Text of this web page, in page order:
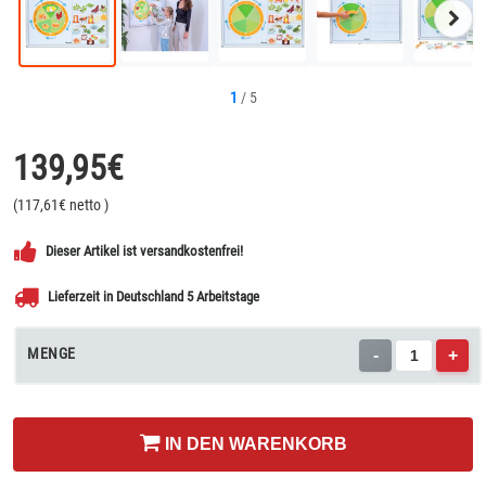
1 / 5
139,95€
(117,61€ netto)
Dieser Artikel ist versandkostenfrei!
Lieferzeit in Deutschland 5 Arbeitstage
MENGE - +
IN DEN WARENKORB